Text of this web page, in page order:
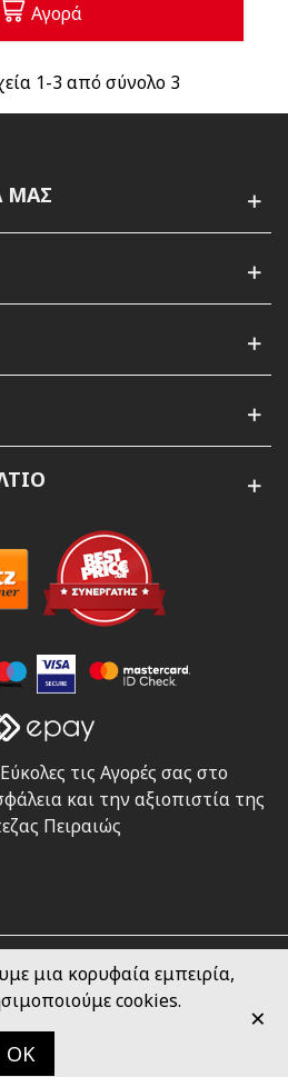
Αγορά
1-3 από σύνολο 3
ΜΑΣ
τις Αγορές σας στο
και την αξιοπιστία της
Πειραιώς
2025 - All Rights Reserved
byone more site/
μια κορυφαία εμπειρία,
cookies.
OK
×